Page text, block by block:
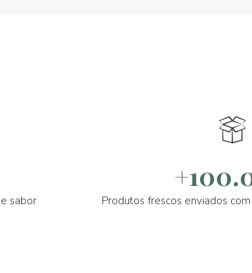
sabor Produtos frescos enviados